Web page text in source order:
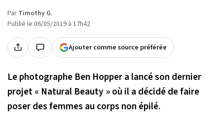
Par Timothy G.
Publié le 06/05/2019 à 17h42
Ajouter comme source préférée
Le photographe Ben Hopper a lancé son dernier
projet « Natural Beauty » où il a décidé de faire
poser des femmes au corps non épilé.